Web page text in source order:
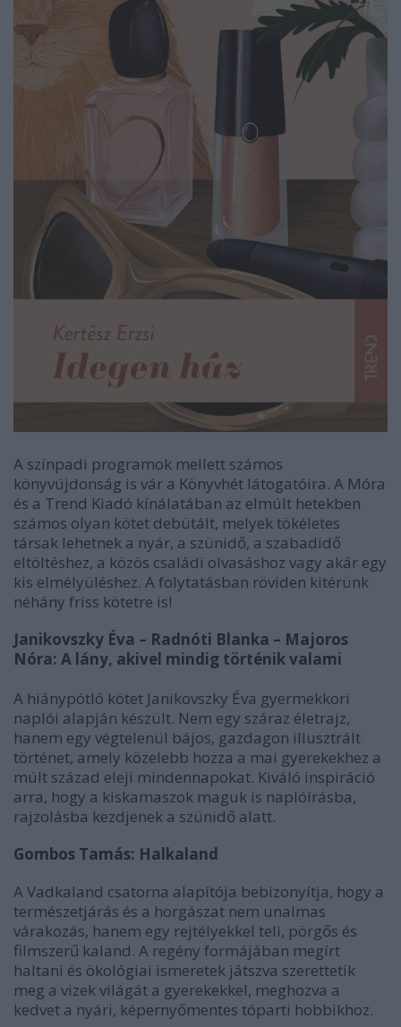
A színpadi programok mellett számos
könyvújdonság is vár a Könyvhét látogatóira. A Móra
és a Trend Kiadó kínálatában az elmúlt hetekben
számos olyan kötet debütált, melyek tökéletes
társak lehetnek a nyár, a szünidő, a szabadidő
eltöltéshez, a közös családi olvasáshoz vagy akár egy
kis elmélyüléshez. A folytatásban röviden kitérünk
néhány friss kötetre is!
Janikovszky Éva – Radnóti Blanka – Majoros
Nóra: A lány, akivel mindig történik valami
A hiánypótló kötet Janikovszky Éva gyermekkori
naplói alapján készült. Nem egy száraz életrajz,
hanem egy végtelenül bájos, gazdagon illusztrált
történet, amely közelebb hozza a mai gyerekekhez a
múlt század eleji mindennapokat. Kiváló inspiráció
arra, hogy a kiskamaszok maguk is naplóírásba,
rajzolásba kezdjenek a szünidő alatt.
Gombos Tamás: Halkaland
A Vadkaland csatorna alapítója bebizonyítja, hogy a
természetjárás és a horgászat nem unalmas
várakozás, hanem egy rejtélyekkel teli, pörgős és
filmszerű kaland. A regény formájában megírt
haltani és ökológiai ismeretek játszva szerettetik
meg a vizek világát a gyerekekkel, meghozva a
kedvet a nyári, képernyőmentes tóparti hobbikhoz.